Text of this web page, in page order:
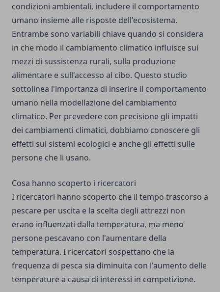
condizioni ambientali, includere il comportamento
umano insieme alle risposte dell'ecosistema.
Entrambe sono variabili chiave quando si considera
in che modo il cambiamento climatico influisce sui
mezzi di sussistenza rurali, sulla produzione
alimentare e sull'accesso al cibo. Questo studio
sottolinea l'importanza di inserire il comportamento
umano nella modellazione del cambiamento
climatico. Per prevedere con precisione gli impatti
dei cambiamenti climatici, dobbiamo conoscere gli
effetti sui sistemi ecologici e anche gli effetti sulle
persone che li usano.
Cosa hanno scoperto i ricercatori
I ricercatori hanno scoperto che il tempo trascorso a
pescare per uscita e la scelta degli attrezzi non
erano influenzati dalla temperatura, ma meno
persone pescavano con l'aumentare della
temperatura. I ricercatori sospettano che la
frequenza di pesca sia diminuita con l'aumento delle
temperature a causa di interessi in competizione.